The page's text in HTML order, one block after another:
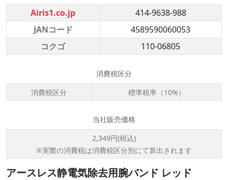
Airis1.co.jp
414-9638-988
JANコード
4589590060053
コクゴ
110-06805
消費税区分
消費税区分
標準税率（10%）
当社販売価格
2,349円(税込)
※実際の消費税は消費税区分別にて算出されます
アースレス静電気除去用腕バンド レッド